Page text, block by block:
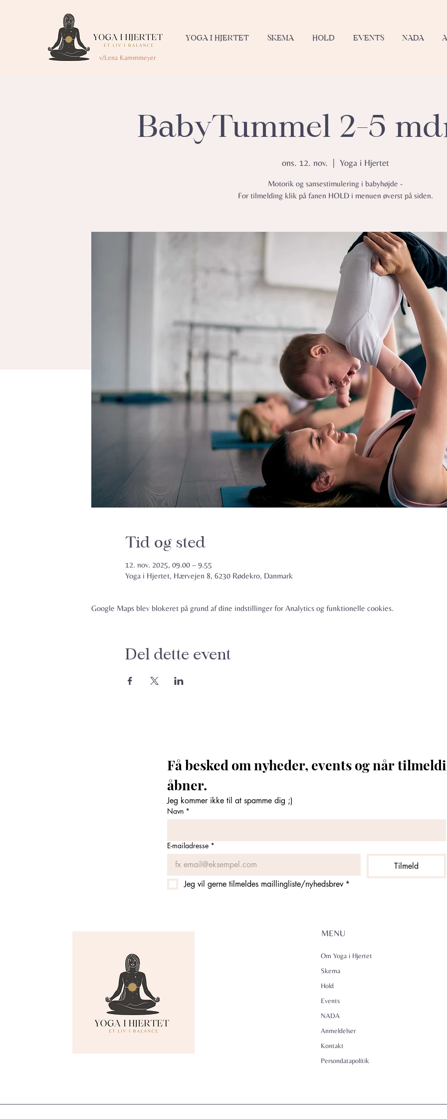
v/Lena Kammmeyer
YOGA I HJERTET SKEMA HOLD EVENTS NADA
BabyTummel 2-5
ons. 12. nov. Yoga i Hjertet
Motorik og sansestimulering i babyhøjde -
For tilmelding klik på fanen HOLD i menuen øverst på siden.
Tid og sted
12. nov. 2025, 09.00 – 9.55
Yoga i Hjertet, Hærvejen 8, 6230 Rødekro, Danmark
Google Maps blev blokeret på grund af dine indstillinger for Analytics og funktionelle cookies.
Del dette event
Få besked om nyheder, events og når
Jeg kommer ikke til at spamme dig ;)
Navn *
E-mailadresse *
Tilmeld
Jeg vil gerne tilmeldes maillingliste/nyhedsbrev *
MENU
Om Yoga i Hjertet
Skema
Hold
Events
NADA
Anmeldelser
Kontakt
Persondatapolitik